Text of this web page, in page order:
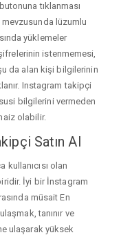
tıklanması
mevzusunda lüzumlu
yüklemeler
istenmemesi,
da alan kişi bilgilerinin
Instagram takipçi
bilgilerini vermeden
olabilir.
Satın Al
olan
İyi bir İnstagram
müsait En
tanınır ve
ulaşarak yüksek